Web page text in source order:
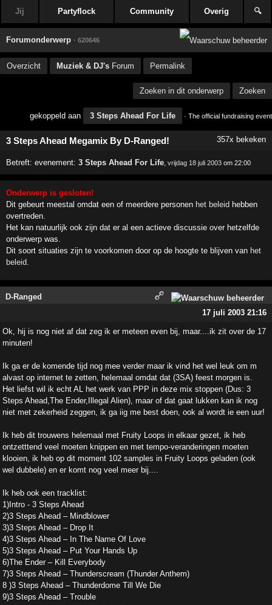
Jij Partyflock Community Overig 🔍
Forumonderwerp · 620646
Overzicht Muziek & DJ's Forum Permalink
Zoeken in dit onderwerp Zoeken
gekoppeld aan 3 Steps Ahead For Life · The official fundraising event
3 Steps Ahead Megamix By D-Ranged! 357x bekeken
Betreft:evenement:3 Steps Ahead For Life ,vrijdag 18 juli 2003 om 22:00
Onderwerp is gesloten!
Dit gebeurt meestal omdat een of meerdere personen het beleid hebben
overtreden.
Het kan natuurlijk ook zijn dat er al een actieve discussie over hetzelfde
onderwerp was.
Dit soort situaties zijn te voorkomen door op de hoogte te blijven van het
beleid
D-Ranged
17 juli 2003 21:16
Ok, hij is nog niet af dat zeg ik er meteen even bij, maar....ik zit over de 17
minuten!
Ik ga er de komende tijd nog mee verder maar ik vind het wel leuk om m
alvast op internet te zetten, helemaal omdat dat (3SA) feest morgen is.
Het liefst wil ik echt AL het werk van PPP in deze mix stoppen (Dus: 3
Steps Ahead,The Ender,Illegal Alien), maar of dat gaat lukken kan ik nog
niet met zekerheid zeggen, ik ga iig me best doen, ook al wordt ie een uur!
Ik heb dit trouwens helemaal met Fruity Loops in elkaar gezet, ik heb
ontzetttend veel moeten knippen en met tempo-veranderingen moeten
klooien, ik heb op dit moment 102 samples in Fruity Loops geladen (ook
wel dubbele) en er komt nog veel meer bij....
Ik heb ook een tracklist:
1)Intro - 3 Steps Ahead
2)3 Steps Ahead – Mindblower
3)3 Steps Ahead – Drop It
4)3 Steps Ahead – In The Name Of Love
5)3 Steps Ahead – Put Your Hands Up
6)The Ender – Kill Everybody
7)3 Steps Ahead – Thunderscream (Thunder Anthem)
8 )3 Steps Ahead – Thunderdome Till We Die
9)3 Steps Ahead – Trouble